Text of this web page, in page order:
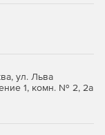
ул. Льва
1, комн. № 2, 2а